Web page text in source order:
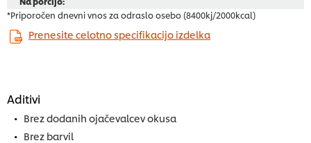
*Priporočen dnevni vnos za odraslo osebo (8400kj/2000kcal)
Prenesite celotno specifikacijo izdelka
Aditivi
Brez dodanih ojačevalcev okusa
Brez barvil